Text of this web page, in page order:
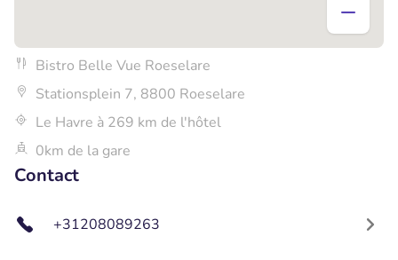
Bistro Belle Vue Roeselare
Stationsplein 7, 8800 Roeselare
Le Havre à 269 km de l'hôtel
0km de la gare
Contact
+31208089263